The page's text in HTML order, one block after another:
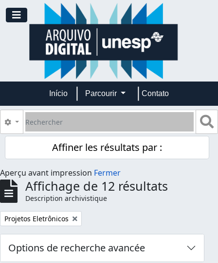
Skip to main content
Toggle navigation
Início Parcourir Contato
Rechercher
Search options
Affiner les résultats par :
Aperçu avant impression Fermer
Affichage de 12 résultats
Description archivistique
Remove filter:
Projetos Eletrônicos
Options de recherche avancée